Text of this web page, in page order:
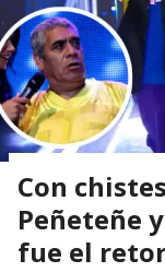
Con
Peñeteñe
fue el